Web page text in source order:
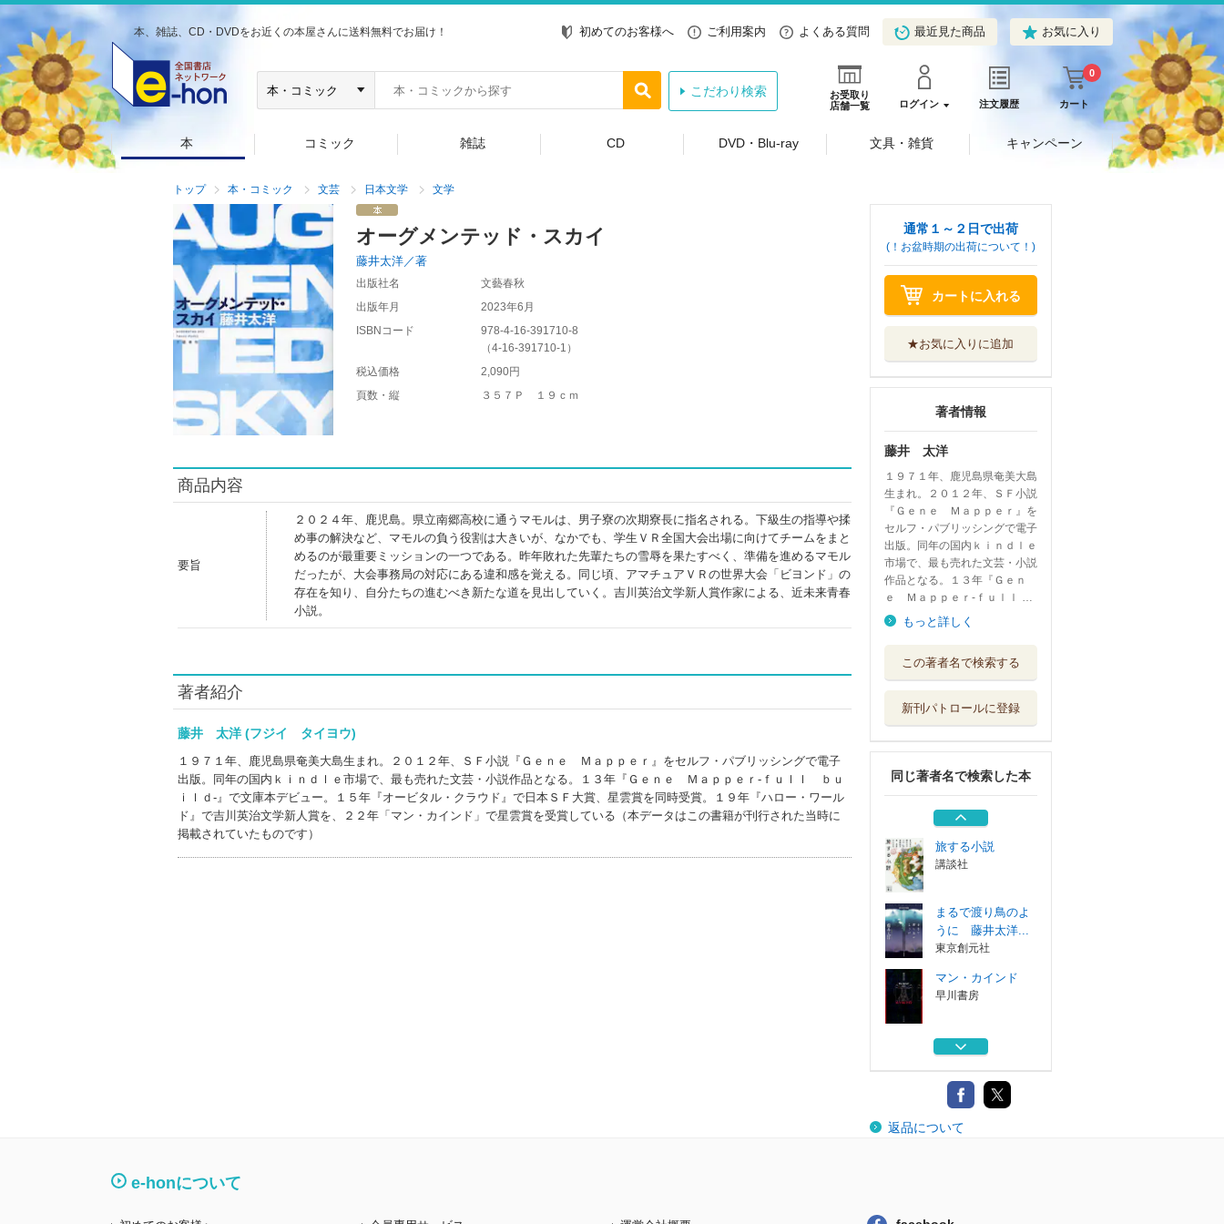
本、雑誌、CD・DVDをお近くの本屋さんに送料無料でお届け！ 初めてのお客様へ ご利用案内 よくある質問 最近見た商品 お気に入り
お受取り
店舗一覧
ログイン 注文履歴 カート
0
こだわり検索
本 コミック 雑誌 CD DVD・Blu-ray 文具・雑貨 キャンペーン
トップ 本・コミック 文芸 日本文学 文学
オーグメンテッド・スカイ
藤井太洋／著
出版社名
文藝春秋
出版年月
2023年6月
ISBNコード
978-4-16-391710-8
（4-16-391710-1 ）
税込価格
2,090円
頁数・縦
３５７Ｐ １９ｃｍ
商品内容
要旨
２０２４年、鹿児島。県立南郷高校に通うマモルは、男子寮の次期寮長に指名される。下級生の指導や揉
め事の解決など、マモルの負う役割は大きいが、なかでも、学生ＶＲ全国大会出場に向けてチームをまと
めるのが最重要ミッションの一つである。昨年敗れた先輩たちの雪辱を果たすべく、準備を進めるマモル
だったが、大会事務局の対応にある違和感を覚える。同じ頃、アマチュアＶＲの世界大会「ビヨンド」の
存在を知り、自分たちの進むべき新たな道を見出していく。吉川英治文学新人賞作家による、近未来青春
小説。
著者紹介
藤井 太洋 (フジイ タイヨウ)
１９７１年、鹿児島県奄美大島生まれ。２０１２年、ＳＦ小説『Ｇｅｎｅ Ｍａｐｐｅｒ』をセルフ・パブリッシングで電子
出版。同年の国内ｋｉｎｄｌｅ市場で、最も売れた文芸・小説作品となる。１３年『Ｇｅｎｅ Ｍａｐｐｅｒ‐ｆｕｌｌ ｂｕ
ｉｌｄ‐』で文庫本デビュー。１５年『オービタル・クラウド』で日本ＳＦ大賞、星雲賞を同時受賞。１９年『ハロー・ワール
ド』で吉川英治文学新人賞を、２２年「マン・カインド」で星雲賞を受賞している（本データはこの書籍が刊行された当時に
掲載されていたものです）
通常１～２日で出荷
(！お盆時期の出荷について！)
カートに入れる
★お気に入りに追加
著者情報
藤井 太洋
１９７１年、鹿児島県奄美大島
生まれ。２０１２年、ＳＦ小説
『Ｇｅｎｅ Ｍａｐｐｅｒ』を
セルフ・パブリッシングで電子
出版。同年の国内ｋｉｎｄｌｅ
市場で、最も売れた文芸・小説
作品となる。１３年『Ｇｅｎ
ｅ Ｍａｐｐｅｒ‐ｆｕｌｌ …
もっと詳しく
この著者名で検索する
新刊パトロールに登録
同じ著者名で検索した本
早川書房
未来の「奇縁」は
コンデナスト・...
七月七日
東京創元社
旅する小説
講談社
まるで渡り鳥のよ
うに 藤井太洋...
東京創元社
マン・カインド
早川書房
未来の「奇縁」は
コンデナスト・...
七月七日
東京創元社
返品について
e-honについて